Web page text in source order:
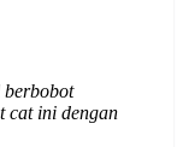
berbobot
cat ini dengan